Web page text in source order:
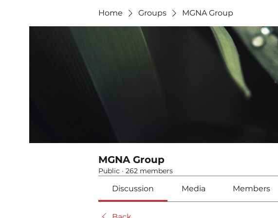
Home Groups MGNA Group
MGNA Group
Public · 262 members
Discussion Media Members